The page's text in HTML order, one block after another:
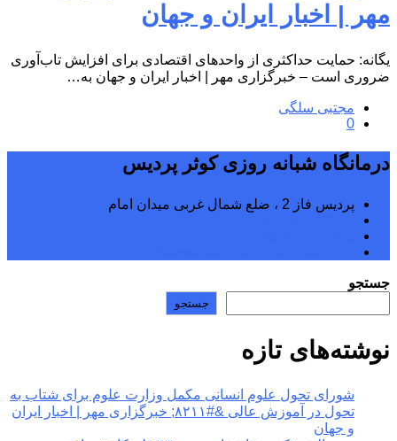
مهر | اخبار ایران و جهان
یگانه: حمایت حداکثری از واحدهای اقتصادی برای افزایش تاب‌آوری
ضروری است – خبرگزاری مهر | اخبار ایران و جهان به…
مجتبی سلگی
0
درمانگاه شبانه روزی کوثر پردیس
پردیس فاز 2 ، ضلع شمال غربی میدان امام
جستجو
جستجو
نوشته‌های تازه
شورای تحول علوم انسانی مکمل وزارت علوم برای شتاب به
تحول در آموزش عالی &#۸۲۱۱; خبرگزاری مهر | اخبار ایران
و جهان